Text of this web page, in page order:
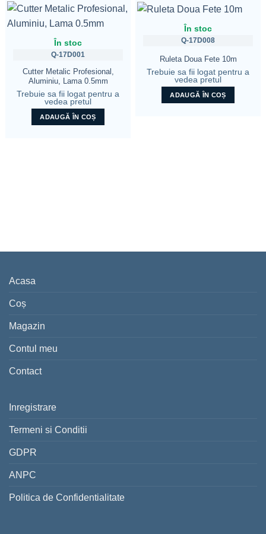
În stoc
Q-17D001
Cutter Metalic Profesional,
Aluminiu, Lama 0.5mm
Trebuie sa fii logat pentru a
vedea pretul
ADAUGĂ ÎN COȘ
În stoc
Q-17D008
Ruleta Doua Fete 10m
Trebuie sa fii logat pentru a
vedea pretul
ADAUGĂ ÎN COȘ
Acasa
Coș
Magazin
Contul meu
Contact
Inregistrare
Termeni si Conditii
GDPR
ANPC
Politica de Confidentialitate